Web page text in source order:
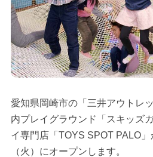
愛知県岡崎市の「三井アウトレ
内プレイグラウンド「スキッズ
イ専門店「TOYS SPOT PALO
（火）にオープンします。